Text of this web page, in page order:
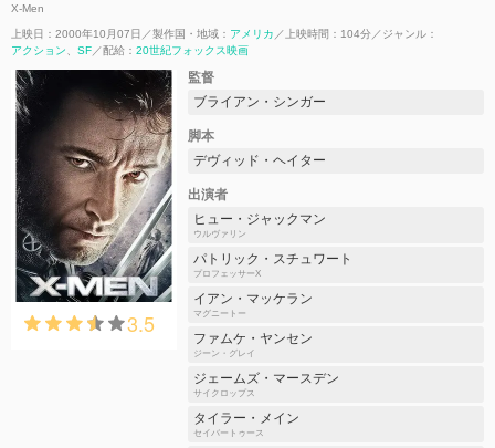
X-Men
上映日：2000年10月07日 製作国・地域： アメリカ 上映時間：104分
ジャンル：
アクション
SF 配給： 20世紀フォックス映画
3.5
監督
ブライアン・シンガー
脚本
デヴィッド・ヘイター
出演者
ヒュー・ジャックマン
ウルヴァリン
パトリック・スチュワート
プロフェッサーX
イアン・マッケラン
マグニートー
ファムケ・ヤンセン
ジーン・グレイ
ジェームズ・マースデン
サイクロップス
タイラー・メイン
セイバートゥース